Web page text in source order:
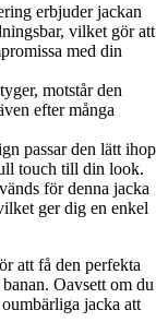
erbjuder jackan
vilket gör att
med din
motstår den
efter många
passar den lätt ihop
touch till din look.
för denna jacka
ger dig en enkel
att få den perfekta
Oavsett om du
jacka att